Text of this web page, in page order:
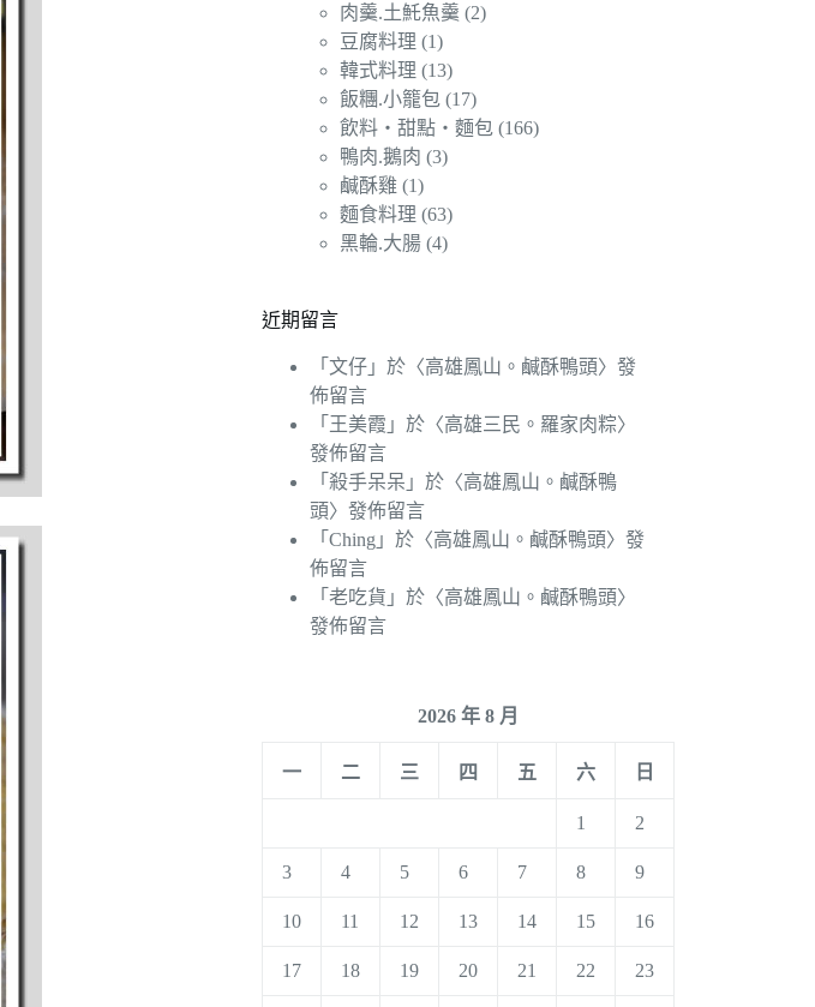
肉羹.土魠魚羹 (2)
豆腐料理 (1)
韓式料理 (13)
飯糰.小籠包 (17)
飲料‧甜點‧麵包 (166)
鴨肉.鵝肉 (3)
鹹酥雞 (1)
麵食料理 (63)
黑輪.大腸 (4)
近期留言
「文仔 」於〈高雄鳳山。鹹酥鴨頭〉發
佈留言
「 王美霞 」於〈高雄三民。羅家肉粽〉
發佈留言
「殺手呆呆 」於〈高雄鳳山。鹹酥鴨
頭〉發佈留言
「Ching 」於〈高雄鳳山。鹹酥鴨頭〉發
佈留言
「老吃貨 」於〈高雄鳳山。鹹酥鴨頭〉
發佈留言
2026 年 8 月
一 二 三 四 五 六 日
1 2
3 4 5 6 7 8 9
10 11 12 13 14 15 16
17 18 19 20 21 22 23